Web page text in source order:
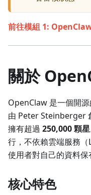
前往模組 1:
關於
OpenClaw 是一個開
由 Peter Steinberger
擁有超過 250,000 顆星
行，不依賴雲端服務
使用者對自己的資料保
核心特色